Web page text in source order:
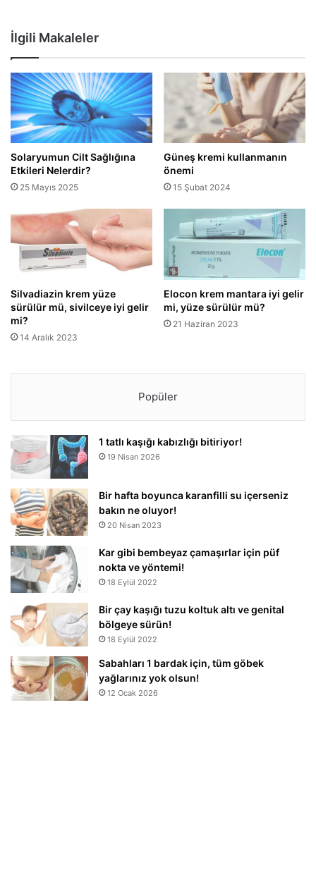
İlgili Makaleler
Solaryumun Cilt Sağlığına
Etkileri Nelerdir?
25 Mayıs 2025
Güneş kremi kullanmanın
önemi
15 Şubat 2024
Silvadiazin krem yüze
sürülür mü, sivilceye iyi gelir
mi?
14 Aralık 2023
Elocon krem mantara iyi gelir
mi, yüze sürülür mü?
21 Haziran 2023
Popüler
1 tatlı kaşığı kabızlığı bitiriyor!
19 Nisan 2026
Bir hafta boyunca karanfilli su içerseniz
bakın ne oluyor!
20 Nisan 2023
Kar gibi bembeyaz çamaşırlar için püf
nokta ve yöntemi!
18 Eylül 2022
Bir çay kaşığı tuzu koltuk altı ve genital
bölgeye sürün!
18 Eylül 2022
Sabahları 1 bardak için, tüm göbek
yağlarınız yok olsun!
12 Ocak 2026